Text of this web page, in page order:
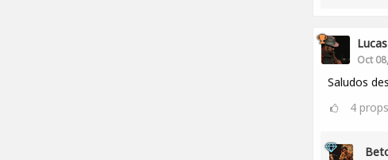
Oct
Saludos
4props